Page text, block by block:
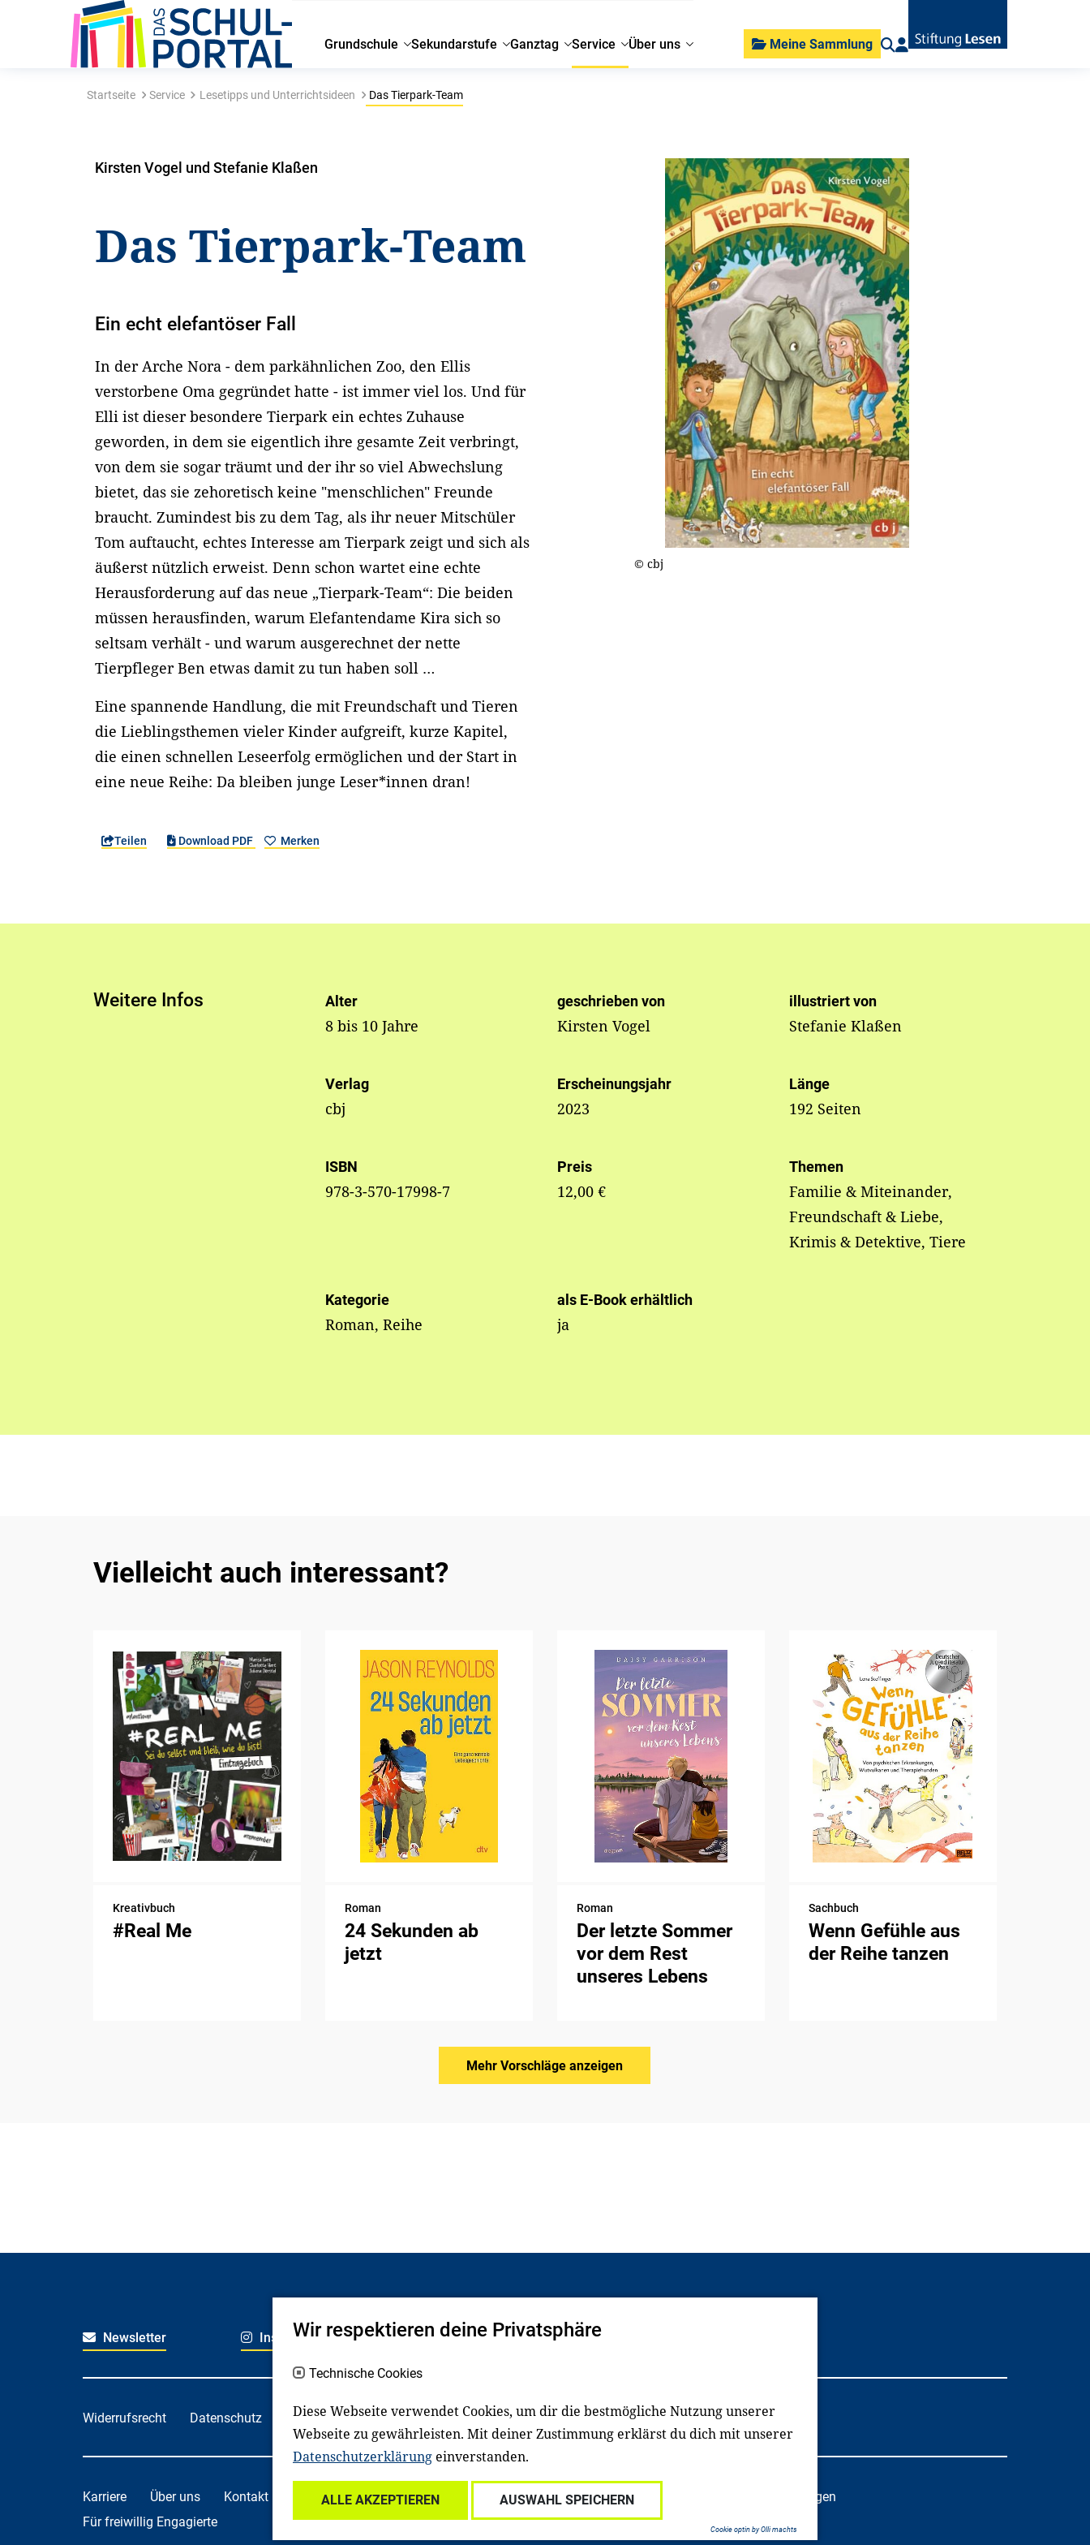
Grundschule Sekundarstufe Ganztag Service Über uns Meine Sammlung
Startseite Service Lesetipps und Unterrichtsideen Das Tierpark-Team
Kirsten Vogel und Stefanie Klaßen
Das Tierpark-Team
Ein echt elefantöser Fall
In der Arche Nora - dem parkähnlichen Zoo, den Ellis
verstorbene Oma gegründet hatte - ist immer viel los. Und für
Elli ist dieser besondere Tierpark ein echtes Zuhause
geworden, in dem sie eigentlich ihre gesamte Zeit verbringt,
von dem sie sogar träumt und der ihr so viel Abwechslung
bietet, das sie zehoretisch keine "menschlichen" Freunde
braucht. Zumindest bis zu dem Tag, als ihr neuer Mitschüler
Tom auftaucht, echtes Interesse am Tierpark zeigt und sich als
äußerst nützlich erweist. Denn schon wartet eine echte
Herausforderung auf das neue „Tierpark-Team“: Die beiden
müssen herausfinden, warum Elefantendame Kira sich so
seltsam verhält - und warum ausgerechnet der nette
Tierpfleger Ben etwas damit zu tun haben soll …
Eine spannende Handlung, die mit Freundschaft und Tieren
die Lieblingsthemen vieler Kinder aufgreift, kurze Kapitel,
die einen schnellen Leseerfolg ermöglichen und der Start in
eine neue Reihe: Da bleiben junge Leser*innen dran!
Teilen Download PDF Merken
© cbj
Weitere Infos Alter
8 bis 10 Jahre
geschrieben von
Kirsten Vogel
illustriert von
Stefanie Klaßen
Verlag
cbj
Erscheinungsjahr
2023
Länge
192 Seiten
ISBN
978-3-570-17998-7
Preis
12,00 €
Themen
Familie & Miteinander,
Freundschaft & Liebe,
Krimis & Detektive, Tiere
Kategorie
Roman, Reihe
als E-Book erhältlich
ja
Vielleicht auch interessant?
Kreativbuch
#Real Me
Roman
24 Sekunden ab
jetzt
Roman
Der letzte Sommer
vor dem Rest
unseres Lebens
Sachbuch
Wenn Gefühle aus
der Reihe tanzen
Mehr Vorschläge anzeigen
Newsletter Instagram Facebook LinkedIn
Widerrufsrecht Datenschutz Haftungsausschluss Impressum
Karriere Über uns Kontakt Spenden Für Familien Für Kitafachkräfte Für Lehrkräfte
Für soziale Einrichtungen
Für freiwillig Engagierte
Wir respektieren deine Privatsphäre
Technische Cookies
Diese Webseite verwendet Cookies, um dir die bestmögliche Nutzung unserer
Webseite zu gewährleisten. Mit deiner Zustimmung erklärst du dich mit unserer
Datenschutzerklärung einverstanden.
ALLE AKZEPTIEREN AUSWAHL SPEICHERN
Cookie optin by Olli machts